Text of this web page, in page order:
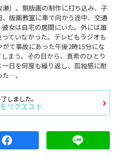
）。銅版画の制作に打ち込み、子
版画教室に車で向かう途中、交通
女は自宅の居間にいた。外には誰
ていなかった。テレビもラジオも
て事故にあった午後2時15分にな
まう。その日から、真希のひとり
日を何度も繰り返し、孤独感に耐
…。
しました。
リクエスト